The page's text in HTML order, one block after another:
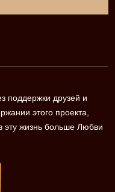
поддержки друзей и
этого проекта,
эту жизнь больше Любви